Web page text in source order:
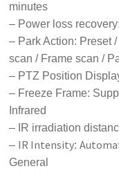
minutes
– Power loss
– Park Action: Preset
scan / Frame scan /
– PTZ Position
– Freeze Frame:
Infrared
– IR irradiation
– IR Intensity:
General